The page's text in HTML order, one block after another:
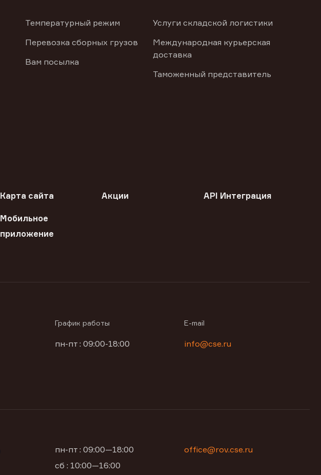
Температурный режим
Перевозка сборных грузов
Вам посылка
Услуги складской логистики
Международная курьерская
доставка
Таможенный представитель
Карта сайта Акции API Интеграция
Мобильное
приложение
График работы
пн-пт : 09:00-18:00
E-mail
info@cse.ru
пн-пт : 09:00—18:00
сб : 10:00—16:00
office@rov.cse.ru